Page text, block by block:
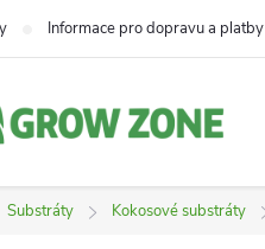
Informace pro dopravu a platby
Substráty Kokosové substráty